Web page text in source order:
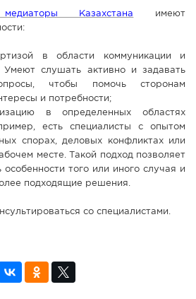
Казахстана
имеют
в области коммуникации и
Умеют слушать активно и задавать
чтобы помочь сторонам
и потребности;
в определенных областях
есть специалисты с опытом
спорах, деловых конфликтах или
месте. Такой подход позволяет
особенности того или иного случая и
подходящие решения.
со специалистами.